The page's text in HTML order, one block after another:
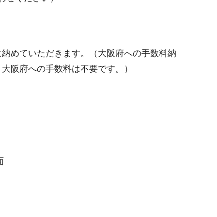
めていただきます。（大阪府への手数料納
阪府への手数料は不要です。）